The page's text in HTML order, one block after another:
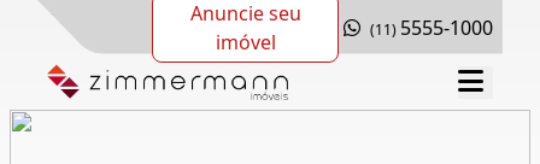
Anuncie seu
imóvel
(11) 5555-1000